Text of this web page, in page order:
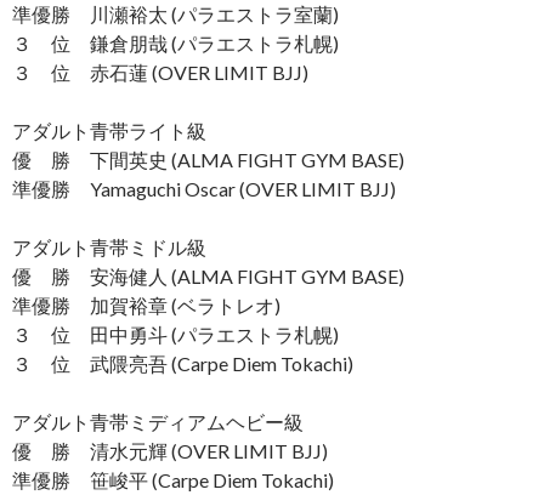
準優勝 川瀬裕太 (パラエストラ室蘭)
３ 位 鎌倉朋哉 (パラエストラ札幌)
３ 位 赤石蓮 (OVER LIMIT BJJ)
アダルト青帯ライト級
優 勝 下間英史 (ALMA FIGHT GYM BASE)
準優勝 Yamaguchi Oscar (OVER LIMIT BJJ)
アダルト青帯ミドル級
優 勝 安海健人 (ALMA FIGHT GYM BASE)
準優勝 加賀裕章 (ベラトレオ)
３ 位 田中勇斗 (パラエストラ札幌)
３ 位 武隈亮吾 (Carpe Diem Tokachi)
アダルト青帯ミディアムヘビー級
優 勝 清水元輝 (OVER LIMIT BJJ)
準優勝 笹峻平 (Carpe Diem Tokachi)